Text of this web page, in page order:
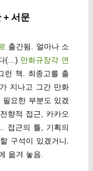
+ 서문
출간됨. 얼마나 소
(…) 만화규장각 연
런 책. 최종고를 출
지나고 그간 만화
요한 부분도 있겠
향적 접근, 카카오
접근의 틀, 기획의
구석이 있겠거니.
옮겨 놓음.